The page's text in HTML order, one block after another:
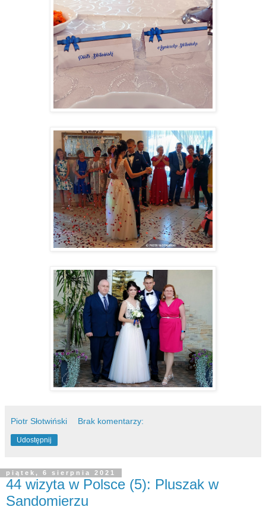
Piotr Słotwiński Brak komentarzy:
Udostępnij
piątek, 6 sierpnia 2021
44 wizyta w Polsce (5): Pluszak w
Sandomierzu